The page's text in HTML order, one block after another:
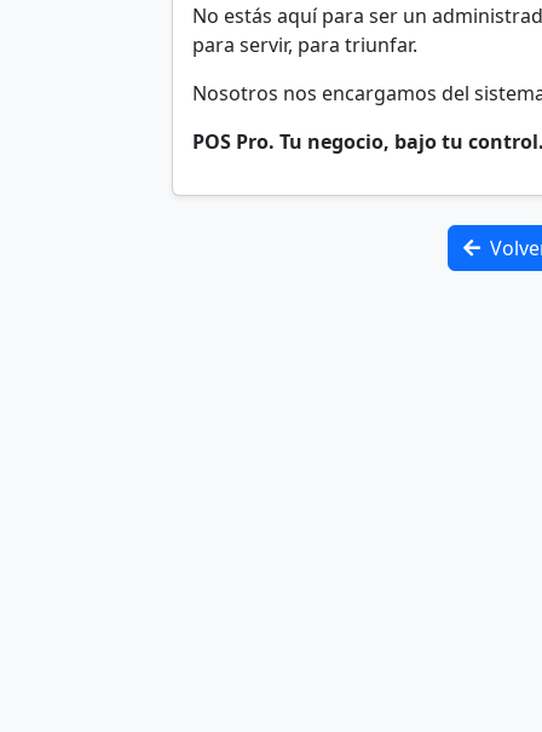
No estás aquí para ser un
para servir, para triunfar.
Nosotros nos encargamos del
POS Pro. Tu negocio, bajo tu